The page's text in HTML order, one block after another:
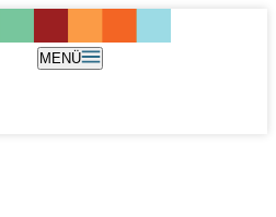
MENÜ